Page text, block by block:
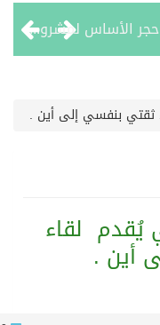
مركز الملك سلمان للإغاثة يضع حجر الأساس لمشروع بناء وإعادة تأهيل 13 مدرسة في محافظتي لحج والضالع
جماهير نادي طرابزون تخرج لاستقبال النجم محمد صلاح
إلى أين .
لقاء
.